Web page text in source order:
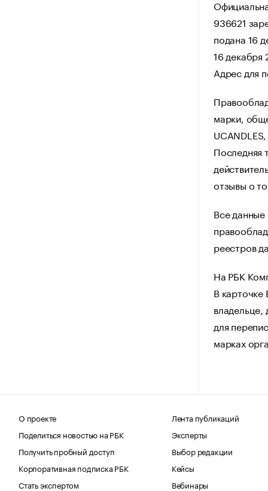
936621
подана 16
16
Адрес для
марки,
Последняя
отзывы о
Все данные
реестров
На РБК
В
владельце,
для
марках
О проекте
Поделиться новостью на РБК
Получить пробный доступ
Корпоративная подписка РБК
Стать экспертом
Лента публикаций
Эксперты
Выбор редакции
Кейсы
Вебинары